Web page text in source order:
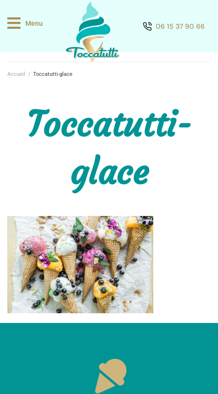
Menu 06 15 37 90 66
Accueil / Toccatutti-glace
Toccatutti-
glace